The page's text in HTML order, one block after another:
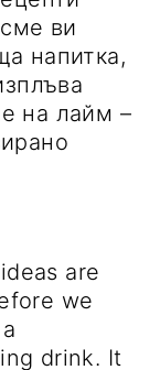
ви
напитка,
на лайм –
we
drink. It